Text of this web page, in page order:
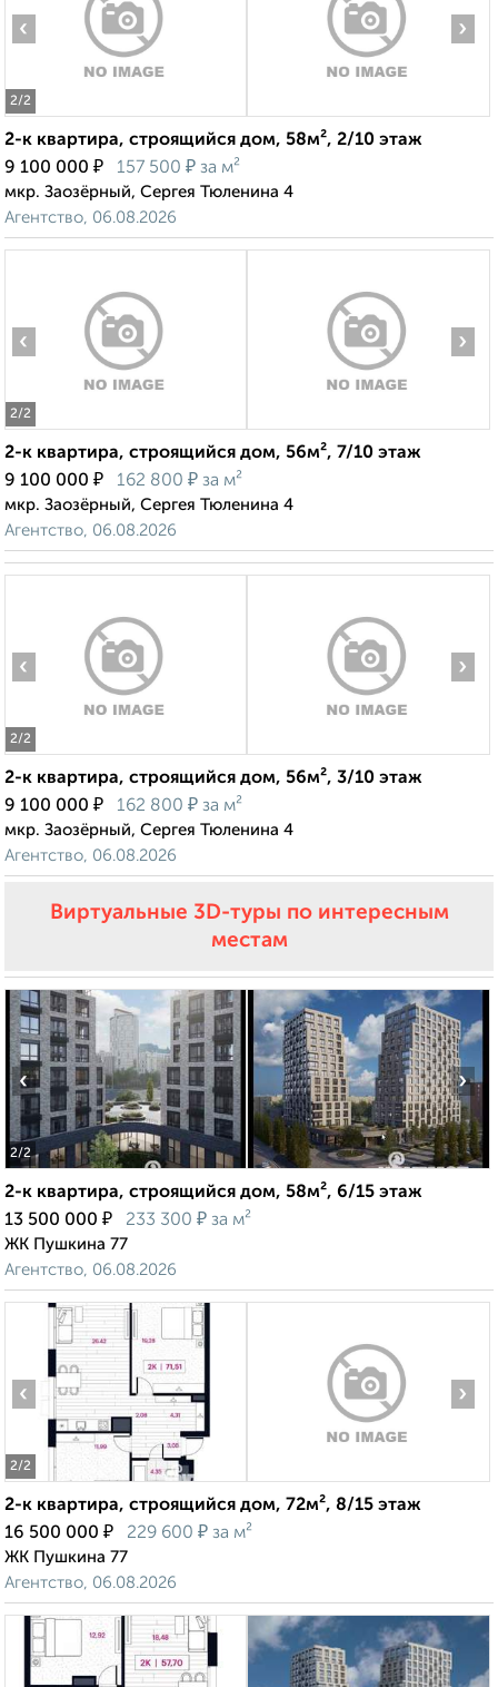
2/2
‹ ›
2-к квартира, строящийся дом, 58м², 2/10 этаж
9 100 000 ₽ 157 500 ₽ за м²
мкр. Заозёрный, Сергея Тюленина 4
Агентство, 06.08.2026
2/2
‹ ›
2-к квартира, строящийся дом, 56м², 7/10 этаж
9 100 000 ₽ 162 800 ₽ за м²
мкр. Заозёрный, Сергея Тюленина 4
Агентство, 06.08.2026
2/2
‹ ›
2-к квартира, строящийся дом, 56м², 3/10 этаж
9 100 000 ₽ 162 800 ₽ за м²
мкр. Заозёрный, Сергея Тюленина 4
Агентство, 06.08.2026
Виртуальные 3D-туры по интересным
местам
2/2
‹ ›
2-к квартира, строящийся дом, 58м², 6/15 этаж
13 500 000 ₽ 233 300 ₽ за м²
ЖК Пушкина 77
Агентство, 06.08.2026
2/2
‹ ›
2-к квартира, строящийся дом, 72м², 8/15 этаж
16 500 000 ₽ 229 600 ₽ за м²
ЖК Пушкина 77
Агентство, 06.08.2026